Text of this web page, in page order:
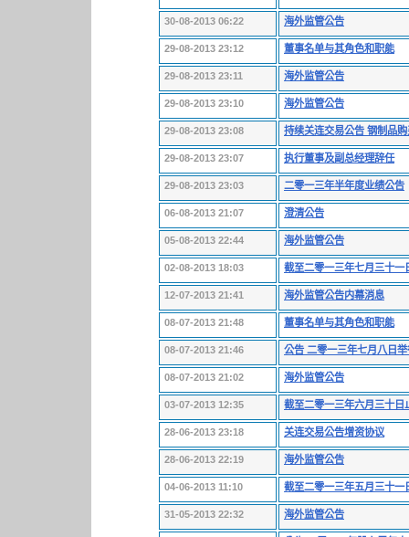
30-08-2013 06:22 海外监管公告
29-08-2013 23:12 董事名单与其角色和职能
29-08-2013 23:11 海外监管公告
29-08-2013 23:10 海外监管公告
29-08-2013 23:08 持续关连交易公告 钢制品
29-08-2013 23:07 执行董事及副总经理辞任
29-08-2013 23:03 二零一三年半年度业绩公告
06-08-2013 21:07 澄清公告
05-08-2013 22:44 海外监管公告
02-08-2013 18:03 截至二零一三年七月三十一
12-07-2013 21:41 海外监管公告内幕消息
08-07-2013 21:48 董事名单与其角色和职能
08-07-2013 21:46 公告 二零一三年七月八日
08-07-2013 21:02 海外监管公告
03-07-2013 12:35 截至二零一三年六月三十日
28-06-2013 23:18 关连交易公告增资协议
28-06-2013 22:19 海外监管公告
04-06-2013 11:10 截至二零一三年五月三十一
31-05-2013 22:32 海外监管公告